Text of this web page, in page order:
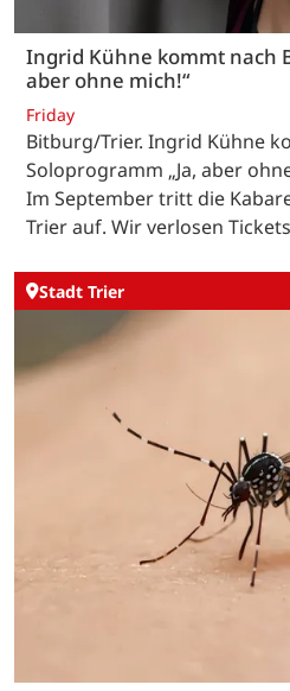
Ingrid Kühne kommt nach
aber ohne mich!“
Friday
Bitburg/Trier. Ingrid Kühne
Soloprogramm „Ja, aber
Im September tritt die
Trier auf. Wir verlosen
Stadt Trier